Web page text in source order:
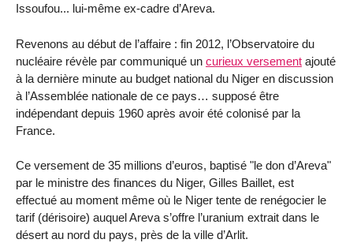
Issoufou... lui-même ex-cadre d’Areva.
Revenons au début de l’affaire : fin 2012, l’Observatoire du
nucléaire révèle par communiqué un curieux versement ajouté
à la dernière minute au budget national du Niger en discussion
à l’Assemblée nationale de ce pays… supposé être
indépendant depuis 1960 après avoir été colonisé par la
France.
Ce versement de 35 millions d’euros, baptisé "le don d’Areva"
par le ministre des finances du Niger, Gilles Baillet, est
effectué au moment même où le Niger tente de renégocier le
tarif (dérisoire) auquel Areva s’offre l’uranium extrait dans le
désert au nord du pays, près de la ville d’Arlit.